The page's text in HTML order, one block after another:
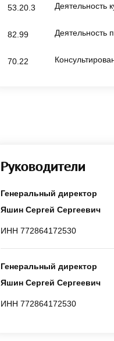
53.20.3 Деятельность
82.99 Деятельность
70.22
Руководители
Генеральный директор
Яшин Сергей Сергеевич
ИНН 772864172530
Генеральный директор
Яшин Сергей Сергеевич
ИНН 772864172530